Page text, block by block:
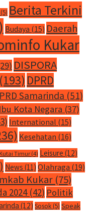
(5) Berita Terkini
Budaya (15) Daerah
Kukar
DISPORA
(193) DPRD
Samarinda (51)
Ibu Kota Negara (37)
International (15)
Kesehatan (16)
Kutai Timur (4) Leisure (12)
News (11) Olahraga (19)
Kukar (75)
2024(42) Politik
(12) Sosok(5) Speak